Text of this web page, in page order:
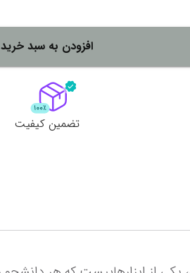
نمایش همه محصولاتنمایش همه محصولات
افزودن به سبد خرید
تضمین کیفیت